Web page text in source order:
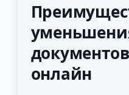
онлайн